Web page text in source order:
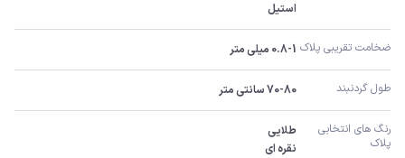
استیل
ضخامت تقریبی پلاک 0.8-1 میلی متر
طول گردنبند 70-80 سانتی متر
پلاک